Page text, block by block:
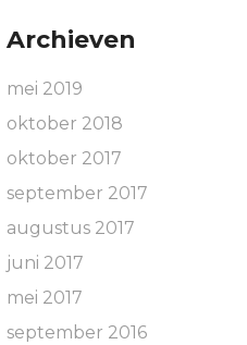
Archieven
mei 2019
oktober 2018
oktober 2017
september 2017
augustus 2017
juni 2017
mei 2017
september 2016